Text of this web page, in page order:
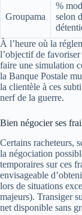
Groupama
%
selon
À l’heure où la
l’objectif de
faire une simulation
la Banque Postale
la clientèle à ces
nerf de la guerre.
Bien négocier ses
Certains racheteurs,
la négociation
temporaires sur ces
envisageable
lors de situations
majeurs). Transiger
net disponible sans